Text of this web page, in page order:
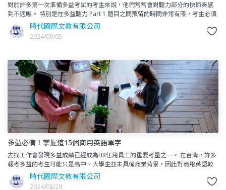
對於許多第一次準備多益考試的考生來說，他們常常會對聽力部分的快節奏感
到不適應。 特別是在多益聽力 Part 1 題目之間預留的時間非常有限，考生必須
同時關注圖片的內容並找
時代國際文教有限公司
2024/09/05
多益必備！掌握這15個商用英語單字
去找工作會發現多益成績已經成為HR任用員工的重要考量之一。 在台灣，許多
報考多益的考生可能只是高中、大學生並未具備商業背景，因此對商用英語較
為陌生。 可以靠閱讀商業新聞來累積這些必
時代國際文教有限公司
2024/08/29